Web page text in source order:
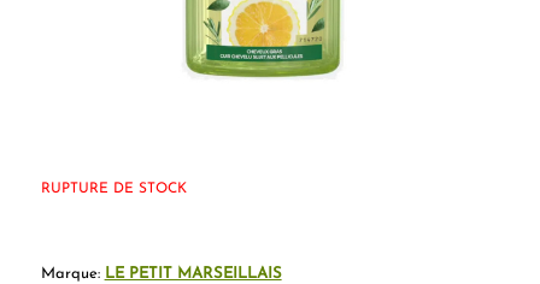
RUPTURE DE STOCK
Marque: LE PETIT MARSEILLAIS